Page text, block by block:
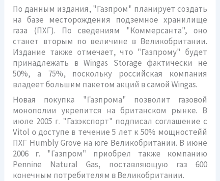
По данным издания, "Газпром" планирует создать
на базе месторождения подземное хранилище
газа (ПХГ). По сведениям "Коммерсанта", оно
станет вторым по величине в Великобритании.
Издание также отмечает, что "Газпрому" будет
принадлежать в Wingas Storage фактически не
50%, а 75%, поскольку российская компания
владеет большим пакетом акций в самой Wingas.
Новая покупка "Газпрома" позволит газовой
монополии укрепится на британском рынке. В
июле 2005 г. "Газэкспорт" подписал соглашение с
Vitol о доступе в течение 5 лет к 50% мощностейй
ПХГ Humbly Grove на юге Великобритании. В июне
2006 г. "Газпром" приобрел также компанию
Pennine Natural Gas, поставляющую газ 600
конечным потребителям в Великобритании.